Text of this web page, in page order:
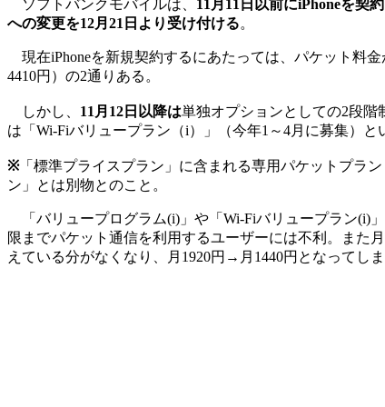
ソフトバンクモバイルは、 11月11日以前にiPhoneを契
への変更を12月21日より受け付ける。
現在iPhoneを新規契約するにあたっては、パケット料
4410円）の2通りある。
しかし、 11月12日以降は単独オプションとしての2段階
は「Wi-Fiバリュープラン（i）」（今年1～4月に募集）と
※「標準プライスプラン」に含まれる専用パケットプラ
ン」とは別物とのこと。
「バリュープログラム(i)」や「Wi-Fiバリュープラン(i)
限までパケット通信を利用するユーザーには不利。また
えている分がなくなり、月1920円→月1440円となってしま